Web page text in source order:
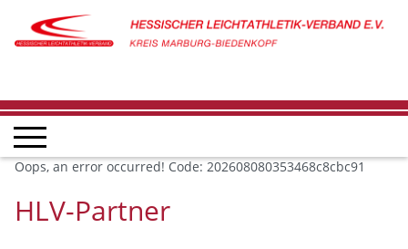
Oops, an error occurred! Code: 202608080353468c8cbc91
HLV-Partner